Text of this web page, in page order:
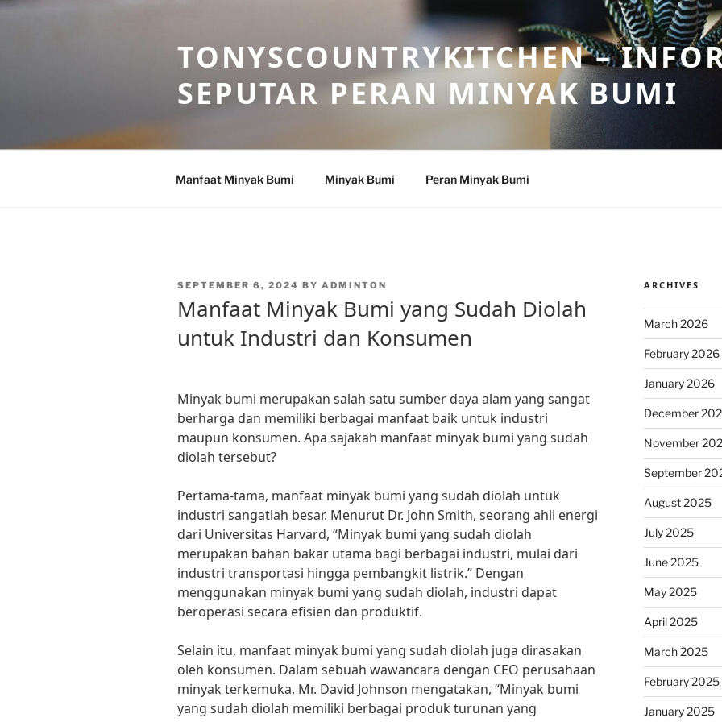
Skip
TONYSCOUNTRYKITCHEN –
SEPUTAR PERAN MINYAK BUMI
Manfaat Minyak Bumi Minyak Bumi Peran Minyak Bumi
POSTED
SEPTEMBER 6, 2024 BY ADMINTON
Manfaat Minyak Bumi yang Sudah Diolah
untuk Industri dan Konsumen
Minyak bumi merupakan salah satu sumber daya alam yang sangat
berharga dan memiliki berbagai manfaat baik untuk industri
maupun konsumen. Apa sajakah manfaat minyak bumi yang sudah
diolah tersebut?
Pertama-tama, manfaat minyak bumi yang sudah diolah untuk
industri sangatlah besar. Menurut Dr. John Smith, seorang ahli energi
dari Universitas Harvard, “Minyak bumi yang sudah diolah
merupakan bahan bakar utama bagi berbagai industri, mulai dari
industri transportasi hingga pembangkit listrik.” Dengan
menggunakan minyak bumi yang sudah diolah, industri dapat
beroperasi secara efisien dan produktif.
Selain itu, manfaat minyak bumi yang sudah diolah juga dirasakan
oleh konsumen. Dalam sebuah wawancara dengan CEO perusahaan
minyak terkemuka, Mr. David Johnson mengatakan, “Minyak bumi
yang sudah diolah memiliki berbagai produk turunan yang
ARCHIVES
March 2026
February 2026
January 2026
December
November
September
August 2025
July 2025
June 2025
May 2025
April 2025
March 2025
February 2025
January 2025